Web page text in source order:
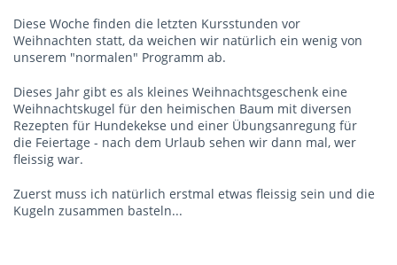
Diese Woche finden die letzten Kursstunden vor
Weihnachten statt, da weichen wir natürlich ein wenig von
unserem "normalen" Programm ab.
Dieses Jahr gibt es als kleines Weihnachtsgeschenk eine
Weihnachtskugel für den heimischen Baum mit diversen
Rezepten für Hundekekse und einer Übungsanregung für
die Feiertage - nach dem Urlaub sehen wir dann mal, wer
fleissig war.
Zuerst muss ich natürlich erstmal etwas fleissig sein und die
Kugeln zusammen basteln...